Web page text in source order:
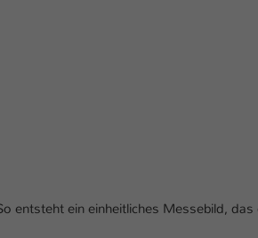
entsteht ein einheitliches Messebild, das